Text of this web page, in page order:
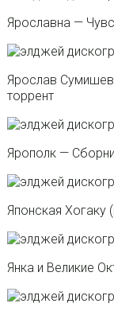
Ярославна —
Ярослав
торрент
Ярополк —
Японская Хогаку
Янка и Великие